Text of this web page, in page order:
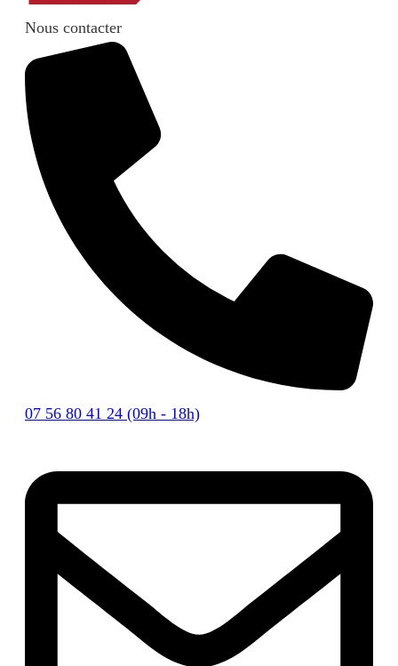
Nous contacter
07 56 80 41 24 (09h - 18h)